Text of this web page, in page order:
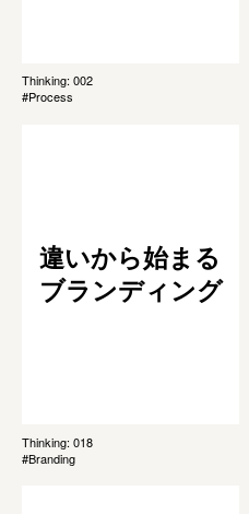
Thinking: 002
#Process
違いから始まる
ブランディング
Thinking: 018
#Branding